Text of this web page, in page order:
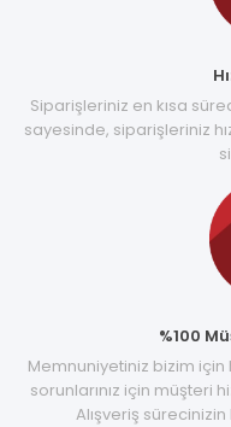
Siparişleriniz en kısa
sayesinde, siparişleriniz
%100
Memnuniyetiniz bizim için
sorunlarınız için müşteri
Alışveriş sürecinizin